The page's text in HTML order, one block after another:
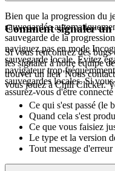
Bien que la progression du
sauvegardée
sauvegarde de la
naviguez pas en mode
sauvegarde locale. Évitez
navigateur trop
sauvegardes locales. Si
assurez-vous d'être
Comment signaler
Si vous rencontrez des
les signaler à notre équipe
trouver un lien 'Nous
vous jouez à Chill Clicker.
Ce qui s'est passé (le
Quand cela s'est
Ce que vous faisiez
Le type et la version
Tout message